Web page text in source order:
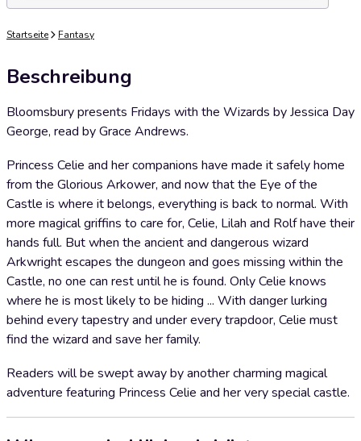
Startseite Fantasy
Beschreibung
Bloomsbury presents Fridays with the Wizards by Jessica Day
George, read by Grace Andrews.
Princess Celie and her companions have made it safely home
from the Glorious Arkower, and now that the Eye of the
Castle is where it belongs, everything is back to normal. With
more magical griffins to care for, Celie, Lilah and Rolf have their
hands full. But when the ancient and dangerous wizard
Arkwright escapes the dungeon and goes missing within the
Castle, no one can rest until he is found. Only Celie knows
where he is most likely to be hiding ... With danger lurking
behind every tapestry and under every trapdoor, Celie must
find the wizard and save her family.
Readers will be swept away by another charming magical
adventure featuring Princess Celie and her very special castle.